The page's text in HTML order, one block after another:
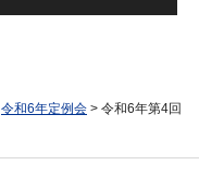
令和6年定例会 > 令和6年第4回